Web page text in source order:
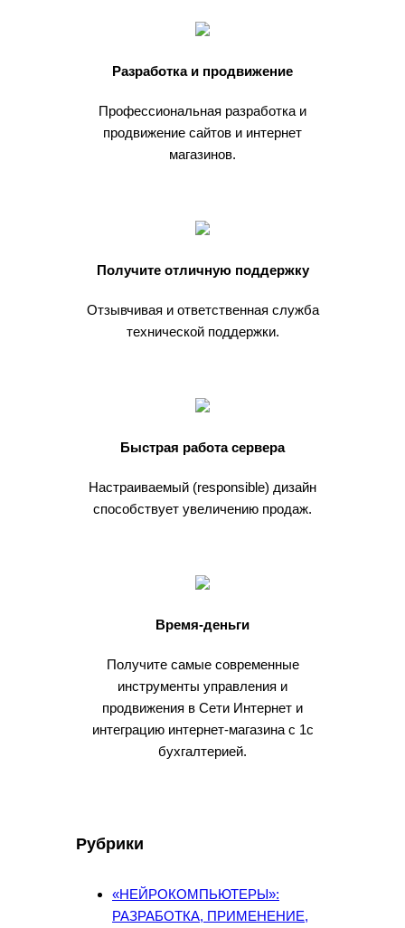
Разработка и продвижение
Профессиональная разработка и
продвижение сайтов и интернет
магазинов.
Получите отличную поддержку
Отзывчивая и ответственная служба
технической поддержки.
Быстрая работа сервера
Настраиваемый (responsible) дизайн
способствует увеличению продаж.
Время-деньги
Получите самые современные
инструменты управления и
продвижения в Сети Интернет и
интеграцию интернет-магазина с 1с
бухгалтерией.
Рубрики
«НЕЙРОКОМПЬЮТЕРЫ»:
РАЗРАБОТКА, ПРИМЕНЕНИЕ,